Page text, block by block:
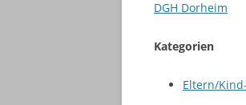
DGH Dorheim
Kategorien
Eltern/